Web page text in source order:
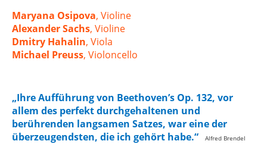
Maryana Osipova, Violine
Alexander Sachs, Violine
Dmitry Hahalin, Viola
Michael Preuss, Violoncello
„Ihre Aufführung von Beethoven’s Op. 132, vor
allem des perfekt durchgehaltenen und
berührenden langsamen Satzes, war eine der
überzeugendsten, die ich gehört habe.“
Alfred Brendel